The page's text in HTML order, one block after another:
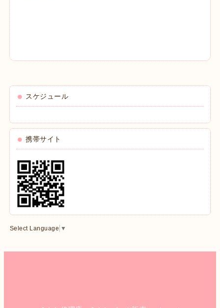
スケジュール
携帯サイト
Select Language ▼